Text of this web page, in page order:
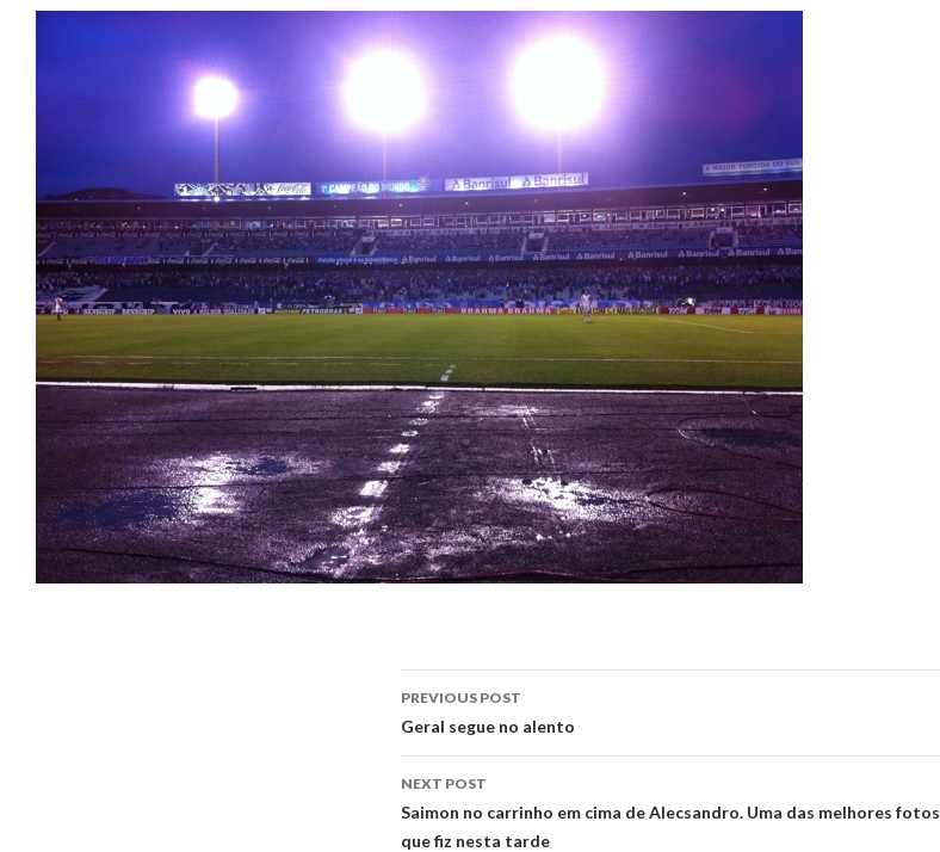
Post
navigation
PREVIOUS POST
Geral segue no alento
NEXT POST
Saimon no carrinho em cima de Alecsandro. Uma das melhores fotos
que fiz nesta tarde